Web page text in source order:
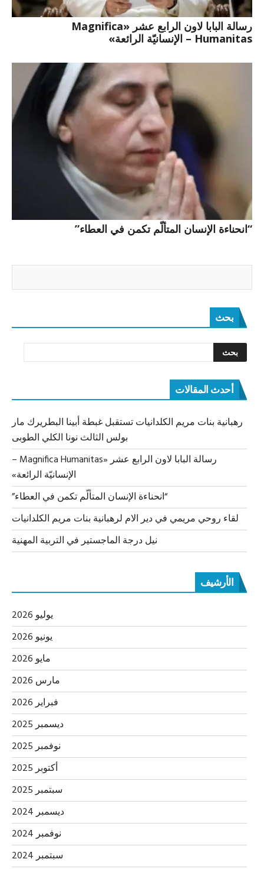
رسالة البابا لاون الرابع عشر «Magnifica
Humanitas – الإنسانيّة الرائعة»
“انحناءة الإنسان المتألّم تكمن في العطاء”
بحث
أحدث المقالات
رهبانية بنات مريم الكلدانيات تستقبل غبطة أبينا البطريرك مار
بولس الثالث نونا الكلي الطوبى
رسالة البابا لاون الرابع عشر «Magnifica Humanitas –
الإنسانيّة الرائعة»
“انحناءة الإنسان المتألّم تكمن في العطاء”
لقاء روحي مريمي في دير الام لرهبانية بنات مريم الكلدانيات
نيل درجة الماجستير في التربية المهنية
الأرشيف
يوليو 2026
يونيو 2026
مايو 2026
مارس 2026
فبراير 2026
ديسمبر 2025
نوفمبر 2025
أكتوبر 2025
سبتمبر 2025
ديسمبر 2024
نوفمبر 2024
سبتمبر 2024